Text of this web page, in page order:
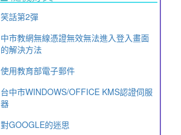
笑話第2彈
中市教網無線憑證無效無法進入登入畫面
的解決方法
使用教育部電子郵件
台中市WINDOWS/OFFICE KMS認證伺服
器
對GOOGLE的迷思